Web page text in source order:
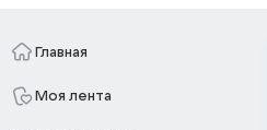
Главная
Моя лента